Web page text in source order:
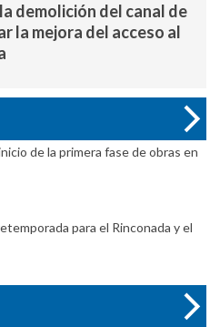
demolición del canal de
la mejora del acceso al
de la primera fase de obras en
para el Rinconada y el